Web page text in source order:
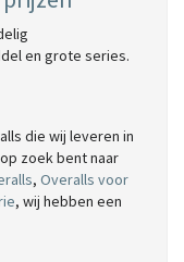
en grote series.
die wij leveren in
zoek bent naar
, Overalls voor
, wij hebben een